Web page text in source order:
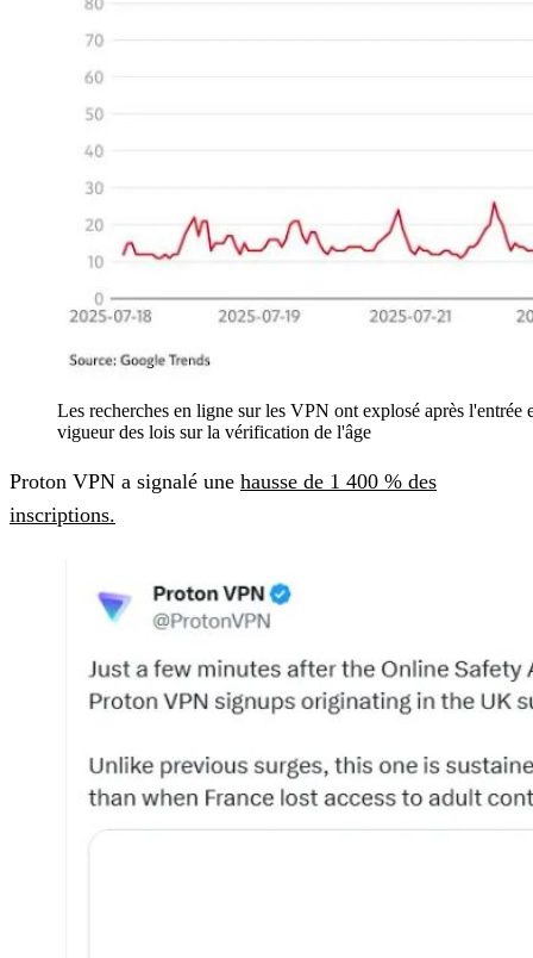
Les recherches en ligne sur les VPN ont explosé après l'entrée
vigueur des lois sur la vérification de l'âge
Proton VPN a signalé une hausse de 1 400 % des
inscriptions.